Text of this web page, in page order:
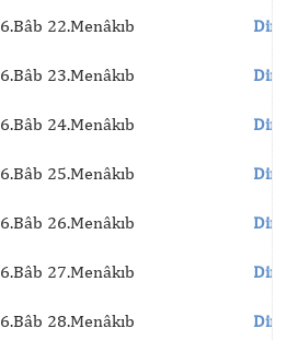
6.Bâb 22.Menâkıb
6.Bâb 23.Menâkıb
6.Bâb 24.Menâkıb
6.Bâb 25.Menâkıb
6.Bâb 26.Menâkıb
6.Bâb 27.Menâkıb
6.Bâb 28.Menâkıb